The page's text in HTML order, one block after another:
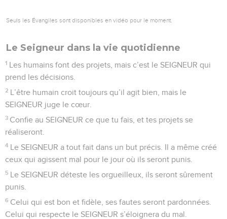
Seuls les Évangiles sont disponibles en vidéo pour le moment.
Le Seigneur dans la vie quotidienne
1 Les humains font des projets, mais c’est le SEIGNEUR qui
prend les décisions.
2 L’être humain croit toujours qu’il agit bien, mais le
SEIGNEUR juge le cœur.
3 Confie au SEIGNEUR ce que tu fais, et tes projets se
réaliseront.
4 Le SEIGNEUR a tout fait dans un but précis. Il a même créé
ceux qui agissent mal pour le jour où ils seront punis.
5 Le SEIGNEUR déteste les orgueilleux, ils seront sûrement
punis.
6 Celui qui est bon et fidèle, ses fautes seront pardonnées.
Celui qui respecte le SEIGNEUR s’éloignera du mal.